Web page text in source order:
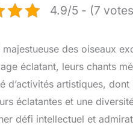
4.9/5 - (7
majestueuse des oiseaux
éclatant, leurs chants
d’activités artistiques,
éclatantes et une
défi intellectuel et